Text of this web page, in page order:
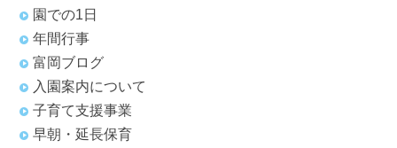
園での1日
年間行事
富岡ブログ
入園案内について
子育て支援事業
早朝・延長保育